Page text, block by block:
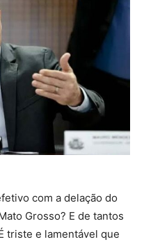
com a delação do
Grosso? E de tantos
triste e lamentável que